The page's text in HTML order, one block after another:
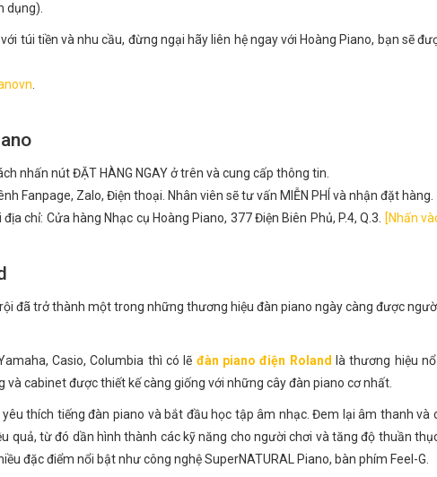
dụng).
túi tiền và nhu cầu, đừng ngại hãy liên hệ ngay với Hoàng Piano, bạn sẽ
nhấn nút ĐẶT HÀNG NGAY ở trên và cung cấp thông tin.
Fanpage, Zalo, Điện thoại. Nhân viên sẽ tư vấn MIỄN PHÍ và nhận đặt hàng.
chỉ: Cửa hàng Nhạc cụ Hoàng Piano, 377 Điện Biên Phủ, P.4, Q.3.
[Nhấn
đã trở thành một trong những thương hiệu đàn piano ngày càng được
Casio, Columbia thì có lẽ đàn piano điện Roland
là thương hiệu
cabinet được thiết kế càng giống với những cây đàn piano cơ nhất.
thích tiếng đàn piano và bắt đầu học tập âm nhạc. Đem lại âm thanh và
quả, từ đó dần hình thành các kỹ năng cho người chơi và tăng độ thuần
đặc điểm nổi bật như công nghệ SuperNATURAL Piano, bàn phím Feel-G.